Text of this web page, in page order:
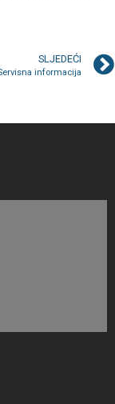
SLJEDEĆI
informacija